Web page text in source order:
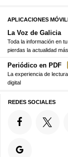
APLICACIONES
La Voz de Galicia
Toda la información en
pierdas la actualidad
Periódico en PDF
La experiencia de
digital
REDES SOCIALES